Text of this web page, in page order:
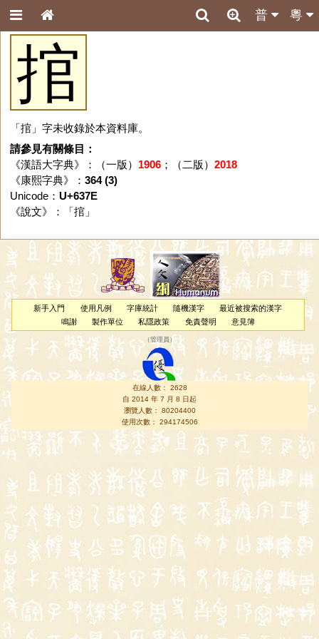
粵
普
捾
「捾」字未收錄於本資料庫。
請參見有關條目：
《漢語大字典》：（一版） 1906；（二版） 2018
《康熙字典》： 364 (3)
Unicode： U+637E
《說文》：「 捾」
新手入門 使用凡例 字庫統計 隨機漢字
最近被搜索的漢字
鳴謝
製作單位 私隱政策 免責聲明 意見簿
（管理員 ）
在線人數： 2628
自 2014 年 7 月 8 日起
瀏覽人數： 80204400
使用次數： 294174506